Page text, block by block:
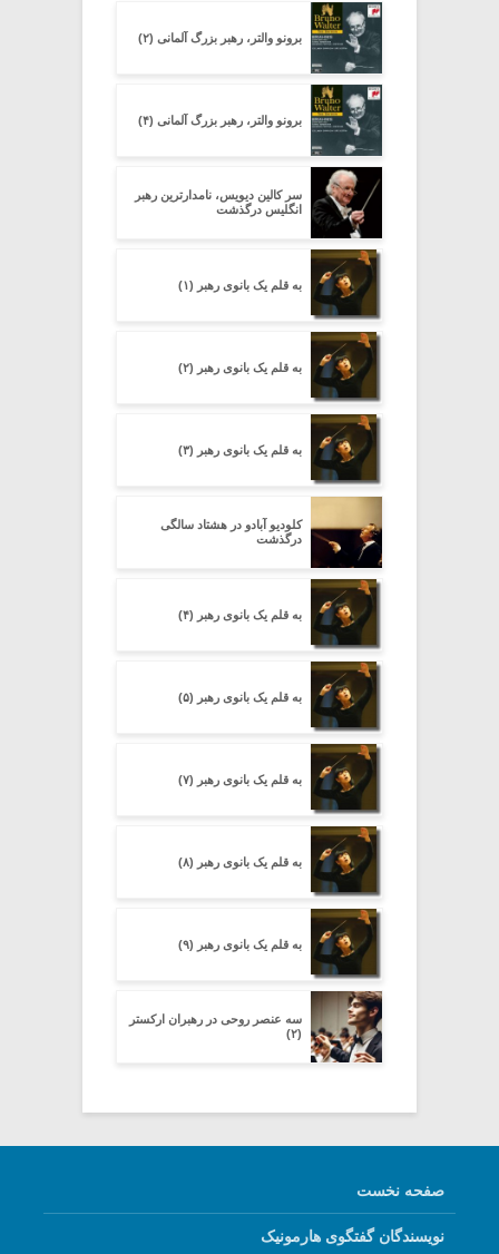
برونو والتر، رهبر بزرگ آلمانی (۲)
برونو والتر، رهبر بزرگ آلمانی (۴)
سر کالین دیویس، نامدارترین رهبر
انگلیس درگذشت
به قلم یک بانوی رهبر (۱)
به قلم یک بانوی رهبر (۲)
به قلم یک بانوی رهبر (۳)
کلودیو آبادو در هشتاد سالگی
درگذشت
به قلم یک بانوی رهبر (۴)
به قلم یک بانوی رهبر (۵)
به قلم یک بانوی رهبر (۷)
به قلم یک بانوی رهبر (۸)
به قلم یک بانوی رهبر (۹)
سه عنصر روحی در رهبران ارکستر
(۲)
صفحه نخست
نویسندگان گفتگوی هارمونیک